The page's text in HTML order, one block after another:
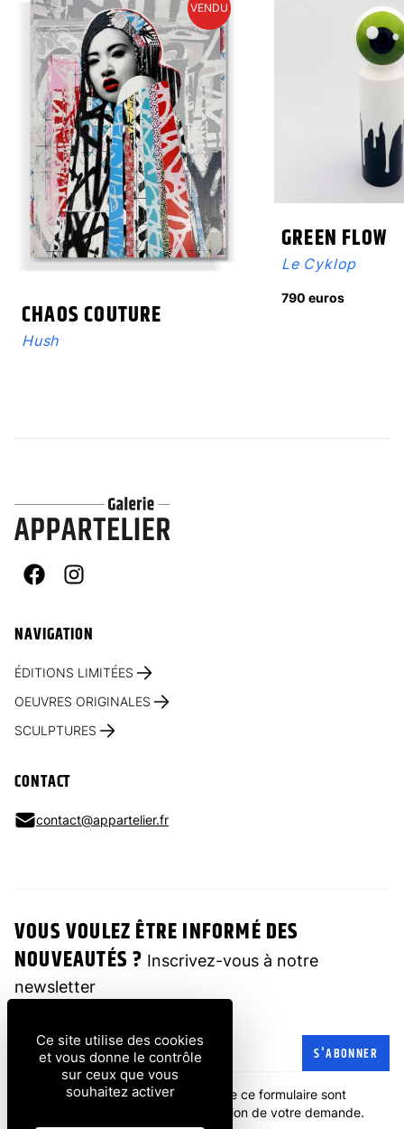
CHAOS COUTURE
Hush
VENDU
GREEN FLOW
Le Cyklop
790 euros
FacebookInstagram
NAVIGATION
ÉDITIONS LIMITÉES
OEUVRES ORIGINALES
SCULPTURES
CONTACT
contact@appartelier.fr
VOUS VOULEZ ÊTRE INFORMÉ DES
NOUVEAUTÉS ? Inscrivez-vous à notre
newsletter
Adresse e-mail S'ABONNER
Les informations recueillies à partir de ce formulaire sont
transmises à l'entreprise pour la gestion de votre demande.
Ce site utilise des cookies
et vous donne le contrôle
sur ceux que vous
souhaitez activer